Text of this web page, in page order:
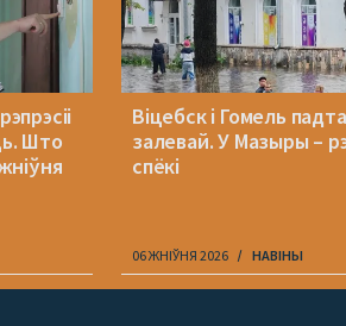
Што
Віцебск і Гомель
залевай. У Мазыры –
спёкі
06 ЖНІЎНЯ 2026 НАВІНЫ